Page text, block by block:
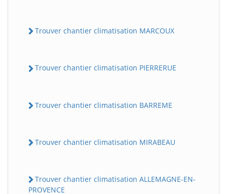
Trouver chantier climatisation MARCOUX
Trouver chantier climatisation PIERRERUE
Trouver chantier climatisation BARREME
Trouver chantier climatisation MIRABEAU
Trouver chantier climatisation ALLEMAGNE-EN-
PROVENCE